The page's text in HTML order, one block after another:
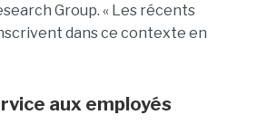
Group. « Les récents
dans ce contexte en
aux employés